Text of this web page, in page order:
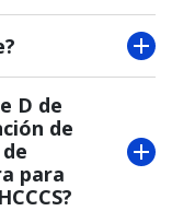
D de
de
para